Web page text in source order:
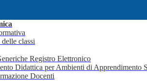
classi
Registro Elettronico
Didattica per Ambienti di Apprendimento
Docenti